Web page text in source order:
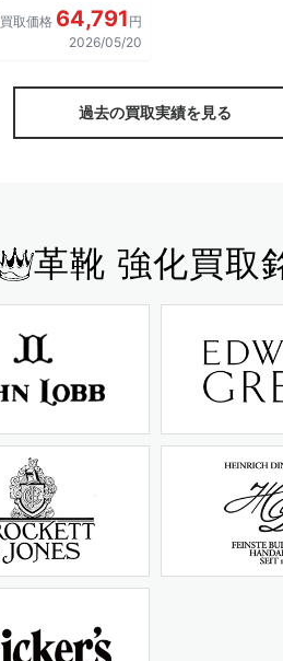
買取価格 64,791 円
2026/05/20
過去の買取実績を見る
革靴 強化買取